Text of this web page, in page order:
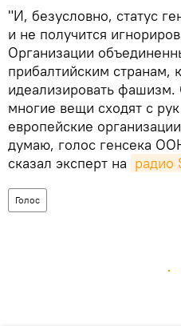
"И, безусловно, статус
и не получится
Организации
прибалтийским странам,
идеализировать
многие вещи сходят с
европейские
думаю, голос генсека
сказал эксперт на радио
Голос